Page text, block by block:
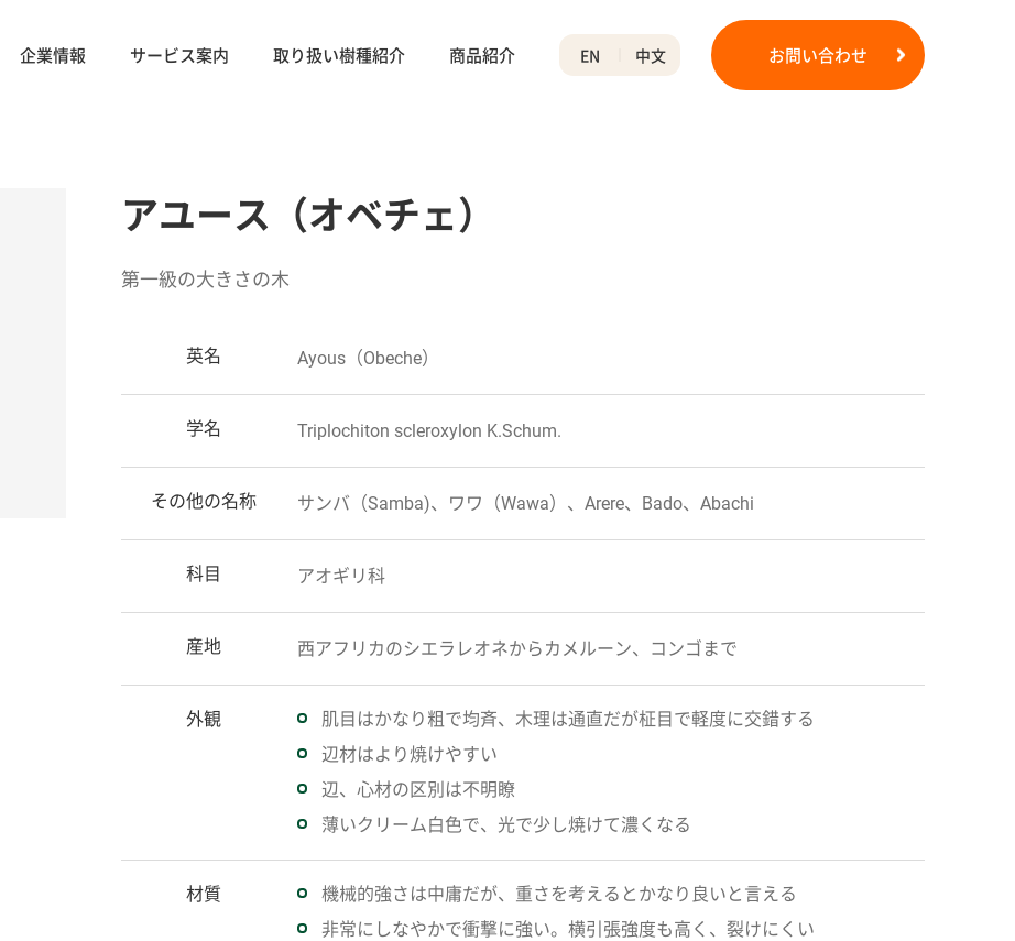
企業情報 サービス案内 取り扱い樹種紹介 商品紹介 EN 中文 お問い合わせ
アユース（オベチェ）
第一級の大きさの木
英名 Ayous（Obeche）
学名 Triplochiton scleroxylon K.Schum.
その他の名称 サンバ（Samba)、ワワ（Wawa）、Arere、Bado、Abachi
科目 アオギリ科
産地 西アフリカのシエラレオネからカメルーン、コンゴまで
外観
肌目はかなり粗で均斉、木理は通直だが柾目で軽度に交錯する
辺材はより焼けやすい
辺、心材の区別は不明瞭
薄いクリーム白色で、光で少し焼けて濃くなる
材質
機械的強さは中庸だが、重さを考えるとかなり良いと言える
非常にしなやかで衝撃に強い。横引張強度も高く、裂けにくい